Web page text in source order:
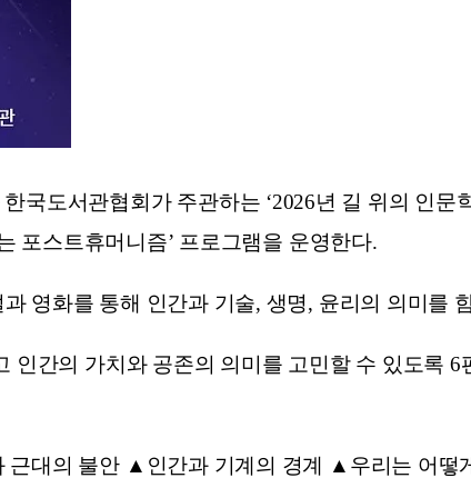
도서관협회가 주관하는 ‘2026년 길 위의 인문
포스트휴머니즘’ 프로그램을 운영한다.
영화를 통해 인간과 기술, 생명, 윤리의 의미를
간의 가치와 공존의 의미를 고민할 수 있도록 6
대의 불안 ▲인간과 기계의 경계 ▲우리는 어떻